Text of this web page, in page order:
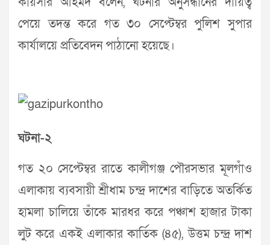
পেয়ে তদন্ত করে গত ৩০ সেপ্টেম্বর পুলিশ সুপার
কার্যালয়ে প্রতিবেদন পাঠানো হয়েছে।
ঘটনা-২
গত ২০ সেপ্টেম্বর রাতে কালীগঞ্জ পৌরসভার মূলগাঁও
এলাকায় ব্যবসায়ী শ্রীধাম চন্দ্র দাশের বাড়িতে অতর্কিত
হামলা চালিয়ে তাঁকে মারধর করে পঞ্চাশ হাজার টাকা
লুট করে একই এলাকার কার্তিক (৪৫), উত্তম চন্দ্র দাশ